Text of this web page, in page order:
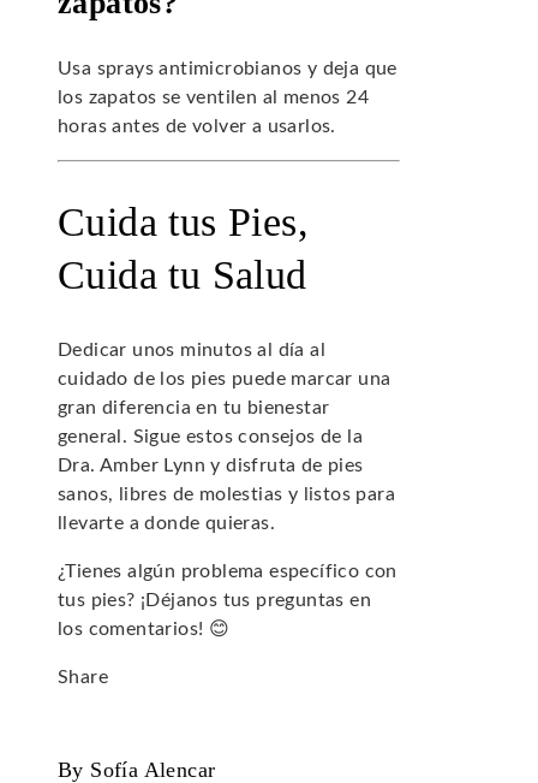
Usa sprays antimicrobianos y deja que
los zapatos se ventilen al menos 24
horas antes de volver a usarlos.
Cuida tus Pies,
Cuida tu Salud
Dedicar unos minutos al día al
cuidado de los pies puede marcar una
gran diferencia en tu bienestar
general. Sigue estos consejos de la
Dra. Amber Lynn y disfruta de pies
sanos, libres de molestias y listos para
llevarte a donde quieras.
¿Tienes algún problema específico con
tus pies? ¡Déjanos tus preguntas en
los comentarios! 😊
Share
By Sofía Alencar